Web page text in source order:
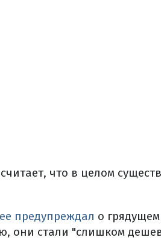
что в целом
предупреждал о
они стали "слишком